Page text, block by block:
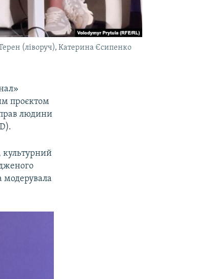
(ліворуч), Катерина Єсипенко
проєктом
людини
культурний
модерувала